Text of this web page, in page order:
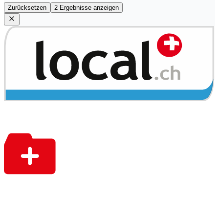
Zurücksetzen 2 Ergebnisse anzeigen